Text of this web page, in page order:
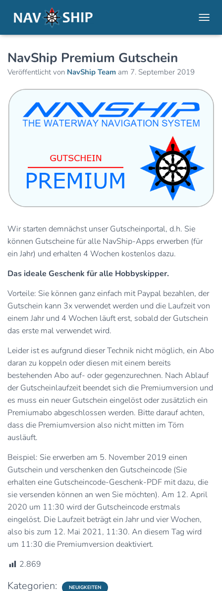
NavShip Premium Gutschein
Veröffentlicht von NavShip Team am 7. September 2019
Wir starten demnächst unser Gutscheinportal, d.h. Sie
können Gutscheine für alle NavShip-Apps erwerben (für
ein Jahr) und erhalten 4 Wochen kostenlos dazu.
Das ideale Geschenk für alle Hobbyskipper.
Vorteile: Sie können ganz einfach mit Paypal bezahlen, der
Gutschein kann 3x verwendet werden und die Laufzeit von
einem Jahr und 4 Wochen läuft erst, sobald der Gutschein
das erste mal verwendet wird.
Leider ist es aufgrund dieser Technik nicht möglich, ein Abo
daran zu koppeln oder diesen mit einem bereits
bestehenden Abo auf- oder gegenzurechnen. Nach Ablauf
der Gutscheinlaufzeit beendet sich die Premiumversion und
es muss ein neuer Gutschein eingelöst oder zusätzlich ein
Premiumabo abgeschlossen werden. Bitte darauf achten,
dass die Premiumversion also nicht mitten im Törn
ausläuft.
Beispiel: Sie erwerben am 5. November 2019 einen
Gutschein und verschenken den Gutscheincode (Sie
erhalten eine Gutscheincode-Geschenk-PDF mit dazu, die
sie versenden können an wen Sie möchten). Am 12. April
2020 um 11:30 wird der Gutscheincode erstmals
eingelöst. Die Laufzeit beträgt ein Jahr und vier Wochen,
also bis zum 12. Mai 2021, 11:30. An diesem Tag wird
um 11:30 die Premiumversion deaktiviert.
2.869
Kategorien: NEUIGKEITEN